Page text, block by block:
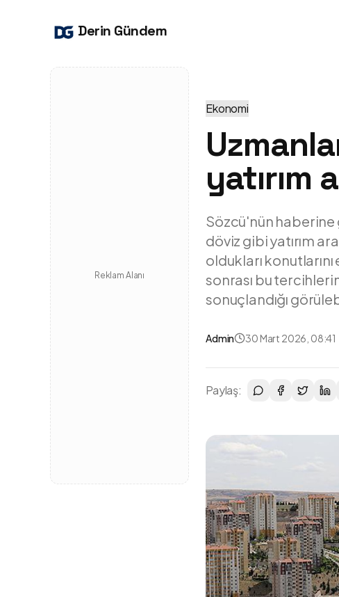
Derin Gündem
Reklam Alanı
Ekonomi
yatırım
Sözcü'nün haberine
döviz gibi yatırım
oldukları
sonrası bu
sonuçlandığı
Admin 30 Mart 2026, 08:41
Paylaş: